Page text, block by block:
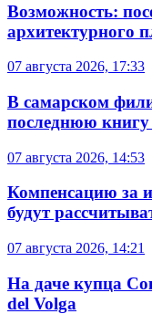
Возможность:
архитектурного
07 августа 2026, 17:33
В самарском
последнюю
07 августа 2026, 14:53
Компенсацию за
будут
07 августа 2026, 14:21
На даче купца
del Volga